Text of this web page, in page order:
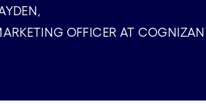
OFFICER AT